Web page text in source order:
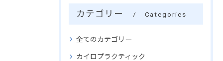
カテゴリー Categories
全てのカテゴリー
カイロプラクティック